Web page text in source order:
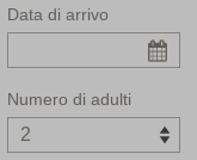
Data di arrivo
Numero di adulti